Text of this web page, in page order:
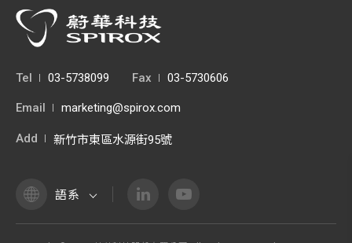
Tel 03-5738099 Fax 03-5730606
Email marketing@spirox.com
Add 新竹市東區水源街95號
語系